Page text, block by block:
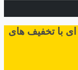
با تخفیف های